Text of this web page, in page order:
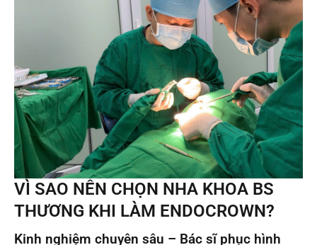
VÌ SAO NÊN CHỌN NHA KHOA BS
THƯƠNG KHI LÀM ENDOCROWN?
Kinh nghiệm chuyên sâu – Bác sĩ phục hình